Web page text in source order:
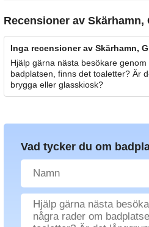
Recensioner av Skärhamn,
Inga recensioner av Skärhamn,
Hjälp gärna nästa besökare
badplatsen, finns det toaletter? Är
brygga eller glasskiosk?
Vad tycker du om